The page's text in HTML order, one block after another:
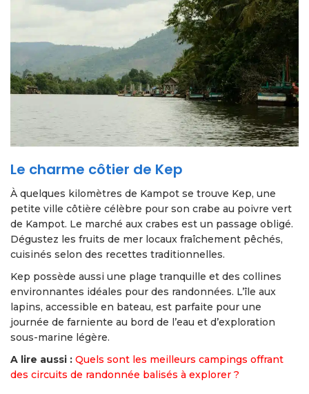
Le charme côtier de Kep
À quelques kilomètres de Kampot se trouve Kep, une
petite ville côtière célèbre pour son crabe au poivre vert
de Kampot. Le marché aux crabes est un passage obligé.
Dégustez les fruits de mer locaux fraîchement pêchés,
cuisinés selon des recettes traditionnelles.
Kep possède aussi une plage tranquille et des collines
environnantes idéales pour des randonnées. L’île aux
lapins, accessible en bateau, est parfaite pour une
journée de farniente au bord de l’eau et d’exploration
sous-marine légère.
A lire aussi : Quels sont les meilleurs campings offrant
des circuits de randonnée balisés à explorer ?